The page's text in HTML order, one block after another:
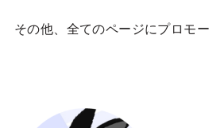
その他、全てのページにプロモ